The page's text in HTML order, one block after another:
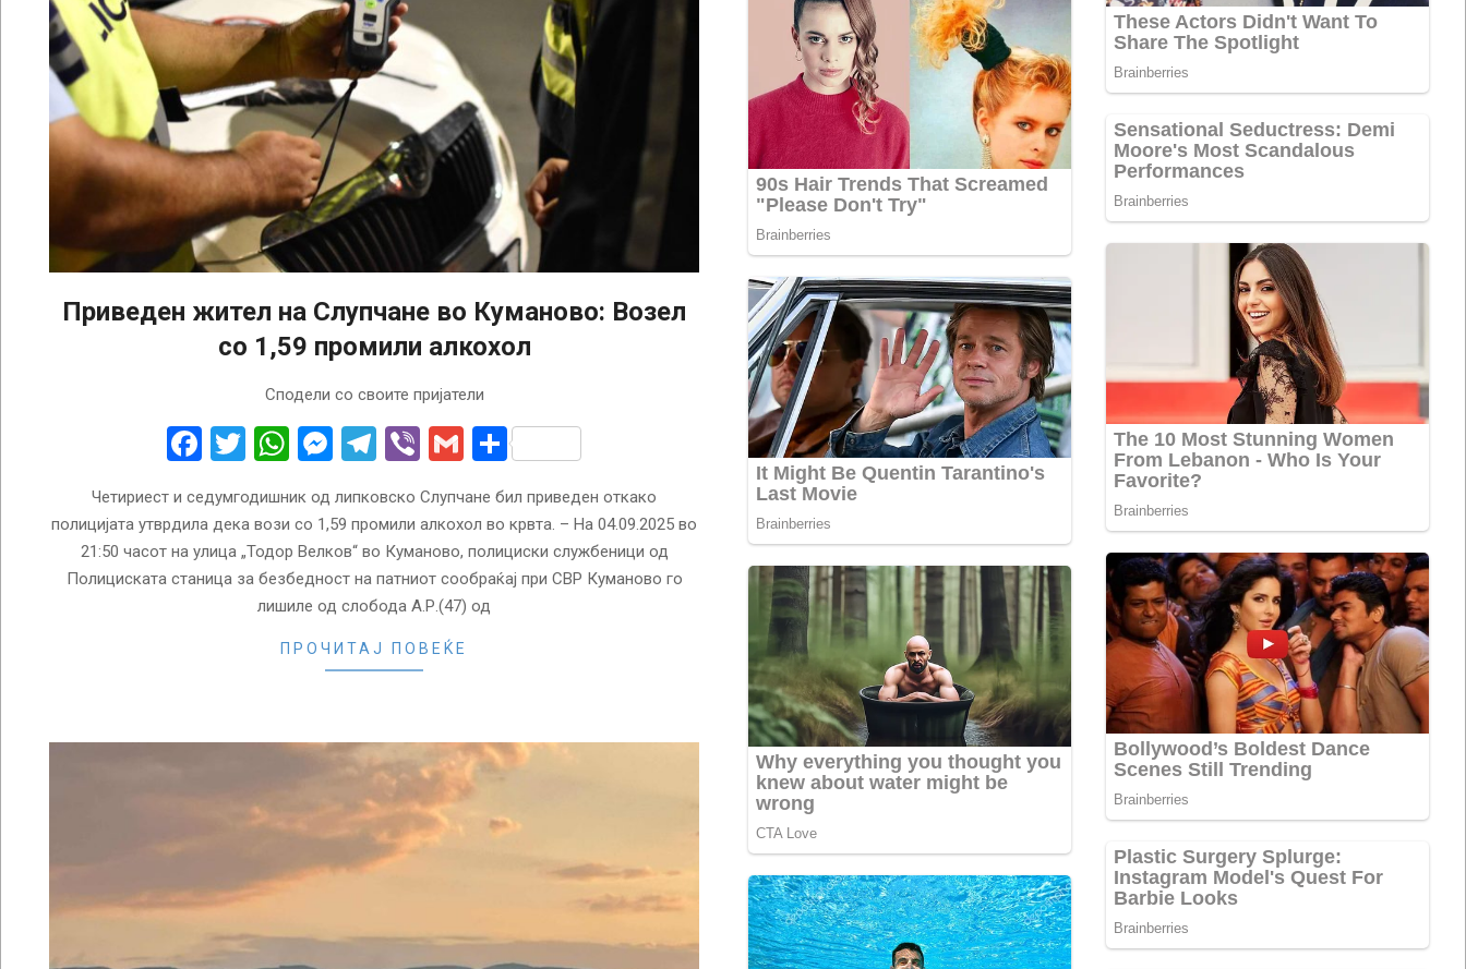
Приведен жител на Слупчане во Куманово: Возел
со 1,59 промили алкохол
Сподели со своите пријатели
Facebook
Twitter
WhatsApp
Messenger
Telegram
ViberGmailShare
Четириест и седумгодишник од липковско Слупчане бил приведен откако
полицијата утврдила дека вози со 1,59 промили алкохол во крвта. – На 04.09.2025 во
21:50 часот на улица „Тодор Велков“ во Куманово, полициски службеници од
Полициската станица за безбедност на патниот сообраќај при СВР Куманово го
лишиле од слобода А.Р.(47) од
ПРОЧИТАЈ ПОВЕЌЕ